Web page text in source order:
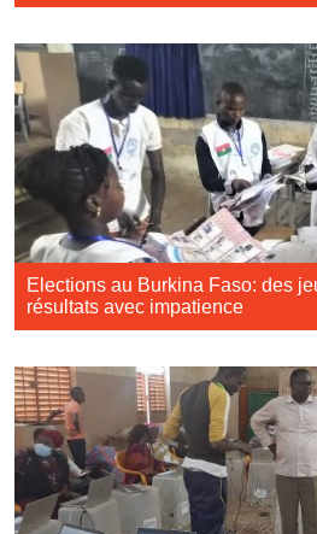
Elections au Burkina Faso: des
résultats avec impatience